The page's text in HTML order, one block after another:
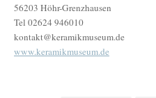
56203 Höhr-Grenzhausen
Tel 02624 946010
kontakt@keramikmuseum.de
www.keramikmuseum.de